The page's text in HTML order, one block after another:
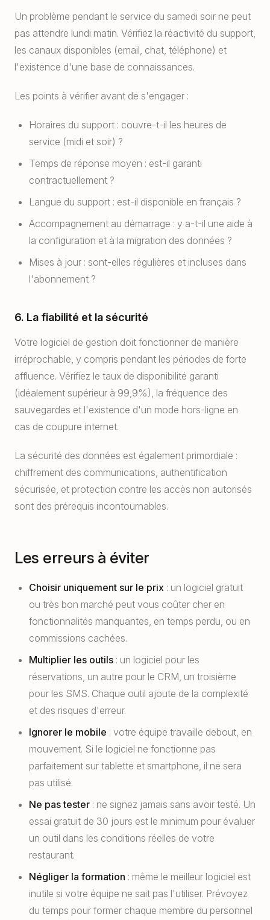
Un problème pendant le service du samedi soir ne peut
pas attendre lundi matin. Vérifiez la réactivité du support,
les canaux disponibles (email, chat, téléphone) et
l'existence d'une base de connaissances.
Les points à vérifier avant de s'engager :
Horaires du support : couvre-t-il les heures de
service (midi et soir) ?
Temps de réponse moyen : est-il garanti
contractuellement ?
Langue du support : est-il disponible en français ?
Accompagnement au démarrage : y a-t-il une aide à
la configuration et à la migration des données ?
Mises à jour : sont-elles régulières et incluses dans
l'abonnement ?
6. La fiabilité et la sécurité
Votre logiciel de gestion doit fonctionner de manière
irréprochable, y compris pendant les périodes de forte
affluence. Vérifiez le taux de disponibilité garanti
(idéalement supérieur à 99,9%), la fréquence des
sauvegardes et l'existence d'un mode hors-ligne en
cas de coupure internet.
La sécurité des données est également primordiale :
chiffrement des communications, authentification
sécurisée, et protection contre les accès non autorisés
sont des prérequis incontournables.
Les erreurs à éviter
Choisir uniquement sur le prix : un logiciel gratuit
ou très bon marché peut vous coûter cher en
fonctionnalités manquantes, en temps perdu, ou en
commissions cachées.
Multiplier les outils : un logiciel pour les
réservations, un autre pour le CRM, un troisième
pour les SMS. Chaque outil ajoute de la complexité
et des risques d'erreur.
Ignorer le mobile : votre équipe travaille debout, en
mouvement. Si le logiciel ne fonctionne pas
parfaitement sur tablette et smartphone, il ne sera
pas utilisé.
Ne pas tester : ne signez jamais sans avoir testé. Un
essai gratuit de 30 jours est le minimum pour évaluer
un outil dans les conditions réelles de votre
restaurant.
Négliger la formation : même le meilleur logiciel est
inutile si votre équipe ne sait pas l'utiliser. Prévoyez
du temps pour former chaque membre du personnel